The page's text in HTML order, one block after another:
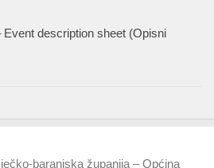
Event description sheet (Opisni
baranjska županija – Općina